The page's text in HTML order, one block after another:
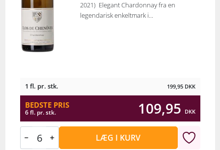
2021) Elegant Chardonnay fra en
legendarisk enkeltmark i...
1 fl. pr. stk. 199,95 DKK
BEDSTE PRIS
6 fl. pr. stk. 109,95 DKK
LÆG I KURV